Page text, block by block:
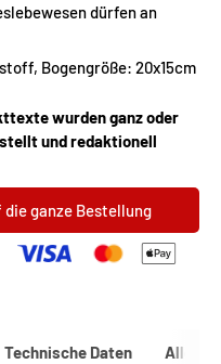
dürfen an
Bogengröße: 20x15cm
wurden ganz oder
und redaktionell
ganze Bestellung
Technische Daten